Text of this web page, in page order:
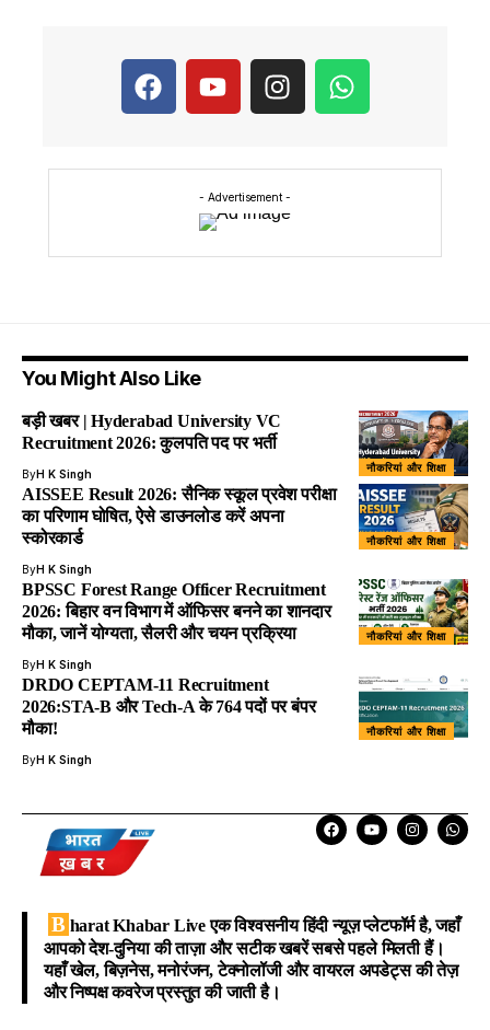
- Advertisement -
You Might Also Like
नौकरियां और शिक्षा
बड़ी खबर | Hyderabad University VC
Recruitment 2026: कुलपति पद पर भर्ती
ByH K Singh
नौकरियां और शिक्षा
AISSEE Result 2026: सैनिक स्कूल प्रवेश परीक्षा
का परिणाम घोषित, ऐसे डाउनलोड करें अपना
स्कोरकार्ड
ByH K Singh
नौकरियां और शिक्षा
BPSSC Forest Range Officer Recruitment
2026: बिहार वन विभाग में ऑफिसर बनने का शानदार
मौका, जानें योग्यता, सैलरी और चयन प्रक्रिया
ByH K Singh
नौकरियां और शिक्षा
DRDO CEPTAM-11 Recruitment
2026:STA-B और Tech-A के 764 पदों पर बंपर
मौका!
ByH K Singh
B harat Khabar Liveएक विश्वसनीय हिंदी न्यूज़ प्लेटफॉर्म है, जहाँ
आपको देश-दुनिया की ताज़ा और सटीक खबरें सबसे पहले मिलती हैं।
यहाँ खेल, बिज़नेस, मनोरंजन, टेक्नोलॉजी और वायरल अपडेट्स की तेज़
और निष्पक्ष कवरेज प्रस्तुत की जाती है।